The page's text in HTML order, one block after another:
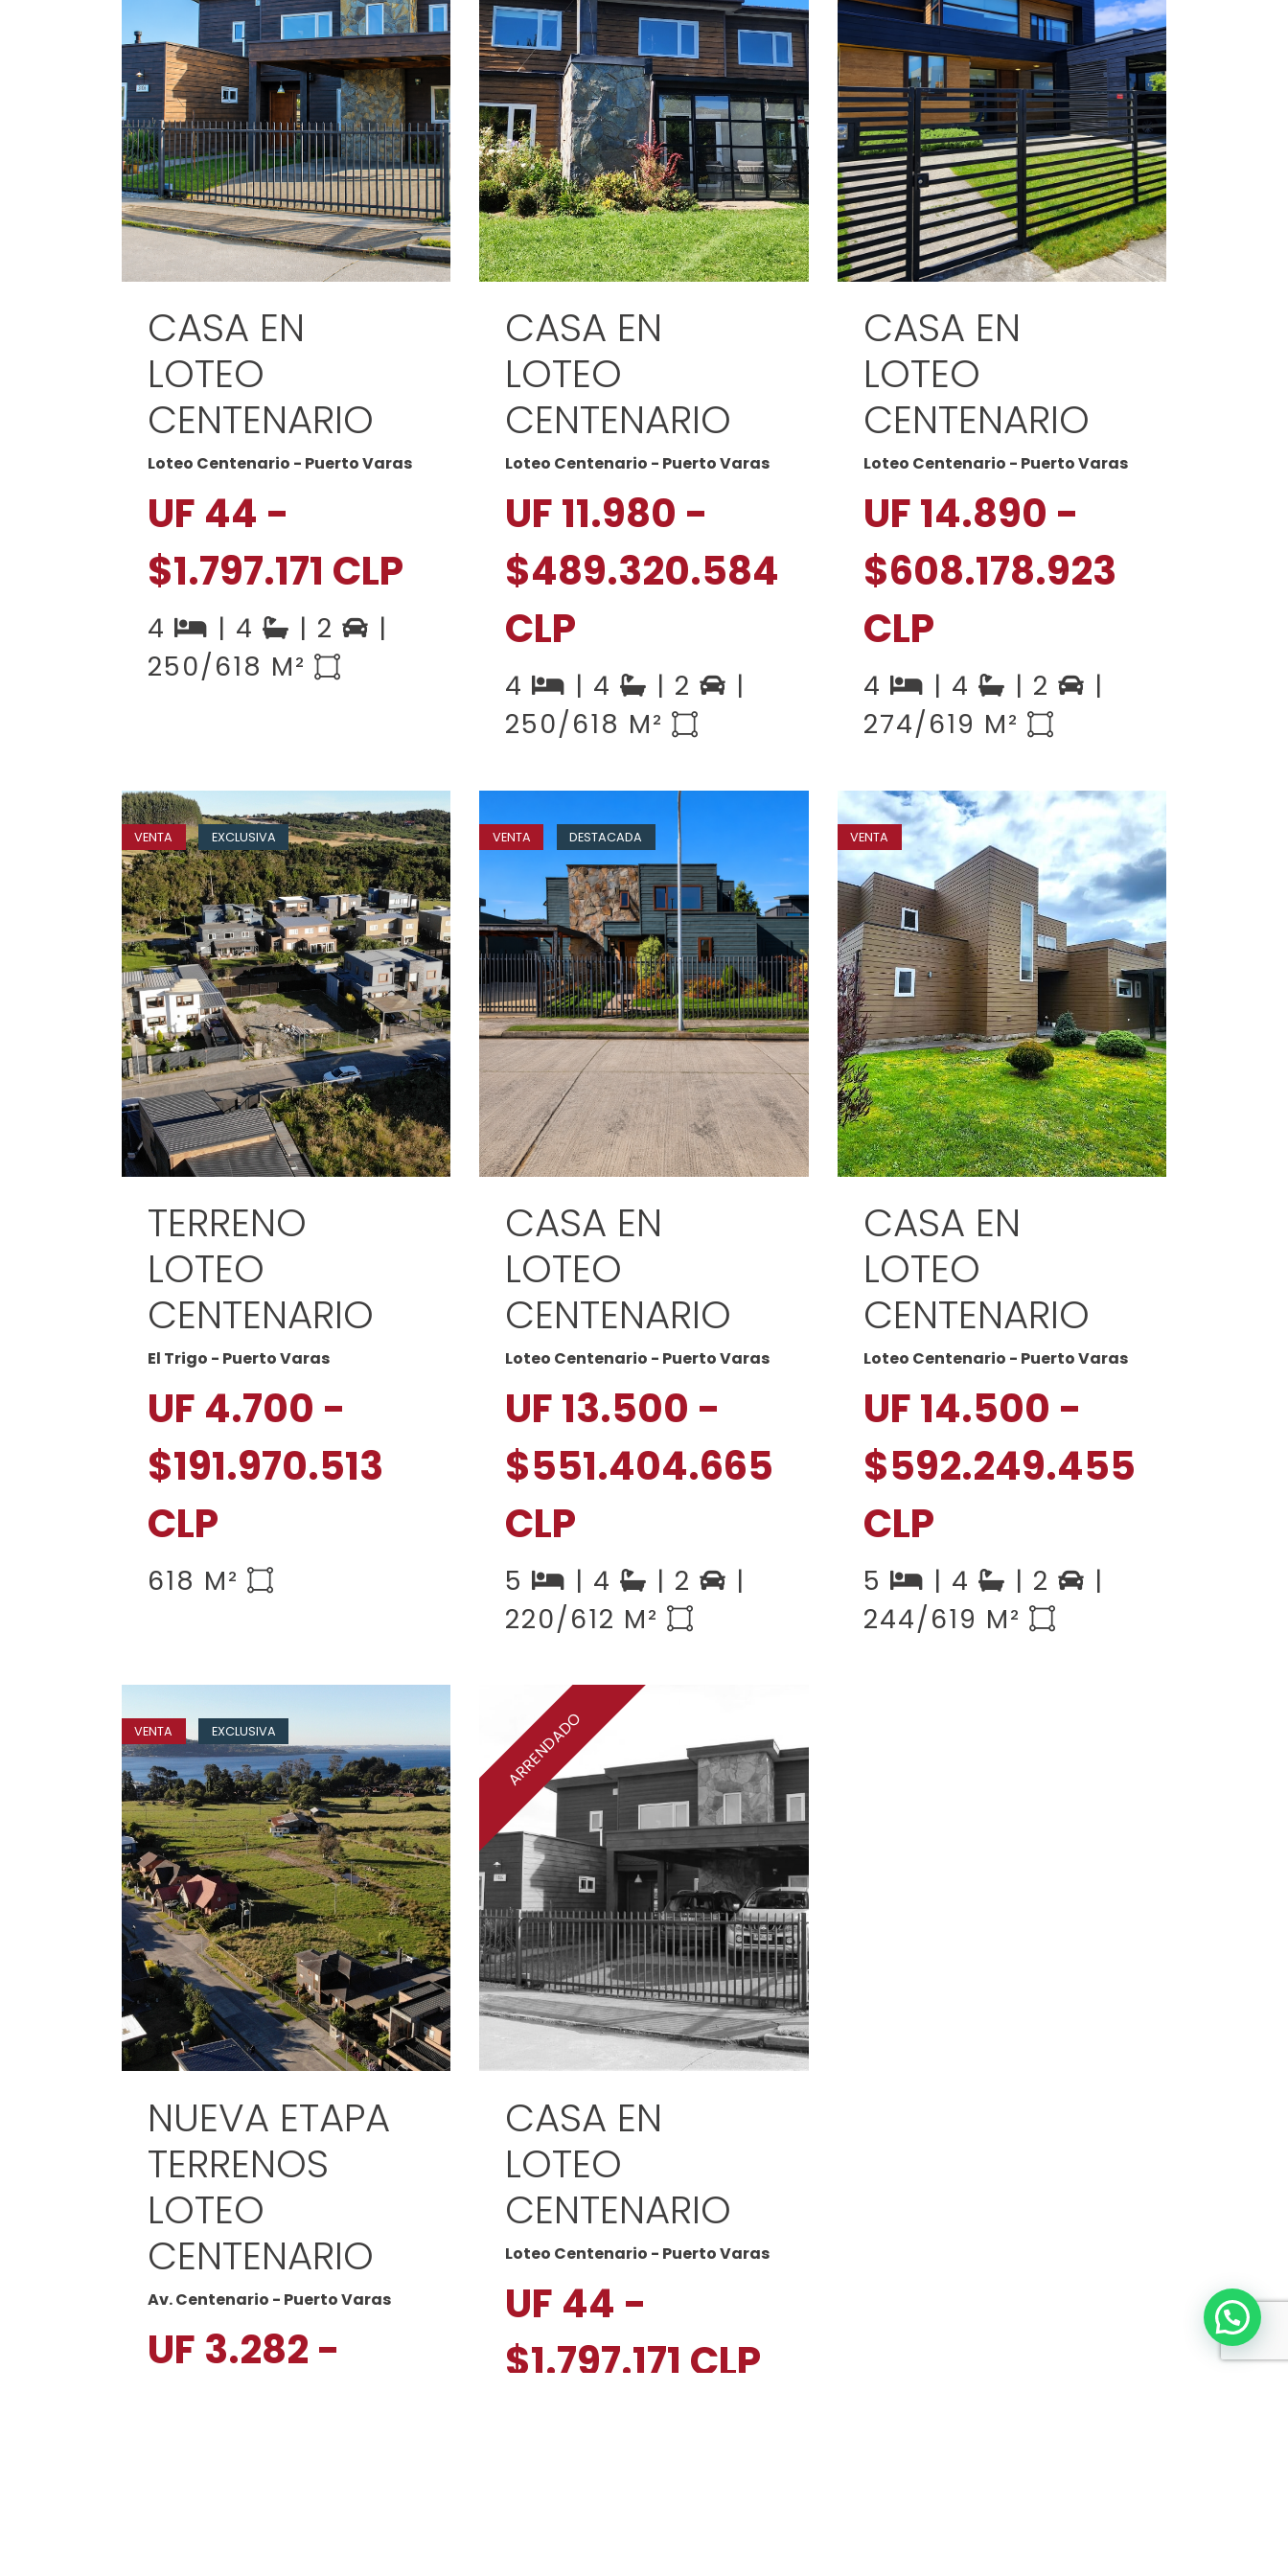
CASA EN
LOTEO
CENTENARIO
Loteo Centenario - Puerto Varas
UF 44 -
$1.797.171 CLP
4 | 4 | 2
|
250/618 M²
CASA EN
LOTEO
CENTENARIO
Loteo Centenario - Puerto Varas
UF 11.980 -
$489.320.584
CLP
4 | 4 | 2
|
250/618 M²
CASA EN
LOTEO
CENTENARIO
Loteo Centenario - Puerto Varas
UF 14.890 -
$608.178.923
CLP
4 | 4 | 2
|
274/619 M²
VENTA EXCLUSIVA
TERRENO
LOTEO
CENTENARIO
El Trigo - Puerto Varas
UF 4.700 -
$191.970.513
CLP
618 M²
VENTA DESTACADA
CASA EN
LOTEO
CENTENARIO
Loteo Centenario - Puerto Varas
UF 13.500 -
$551.404.665
CLP
5 | 4 | 2
|
220/612 M²
VENTA
CASA EN
LOTEO
CENTENARIO
Loteo Centenario - Puerto Varas
UF 14.500 -
$592.249.455
CLP
5 | 4 | 2
|
244/619 M²
VENTA EXCLUSIVA
NUEVA ETAPA
TERRENOS
LOTEO
CENTENARIO
Av. Centenario - Puerto Varas
UF 3.282 -
ARRENDADO
CASA EN
LOTEO
CENTENARIO
Loteo Centenario - Puerto Varas
UF 44 -
$1.797.171 CLP